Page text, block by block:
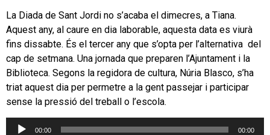
La Diada de Sant Jordi no s’acaba el dimecres, a Tiana.
Aquest any, al caure en dia laborable, aquesta data es viurà
fins dissabte. És el tercer any que s’opta per l’alternativa del
cap de setmana. Una jornada que preparen l’Ajuntament i la
Biblioteca. Segons la regidora de cultura, Núria Blasco, s’ha
triat aquest dia per permetre a la gent passejar i participar
sense la pressió del treball o l’escola.
Reproductor
00:00 00:00